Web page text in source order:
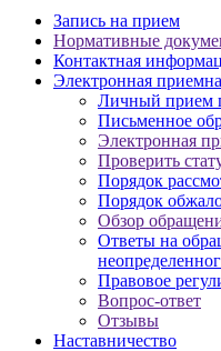
Запись на прием
Нормативные
Контактная
Электронная
Личный прием
Письменное
Электронная
Проверить
Порядок
Порядок
Обзор
Ответы на
Правовое
Вопрос-ответ
Отзывы
Наставничество